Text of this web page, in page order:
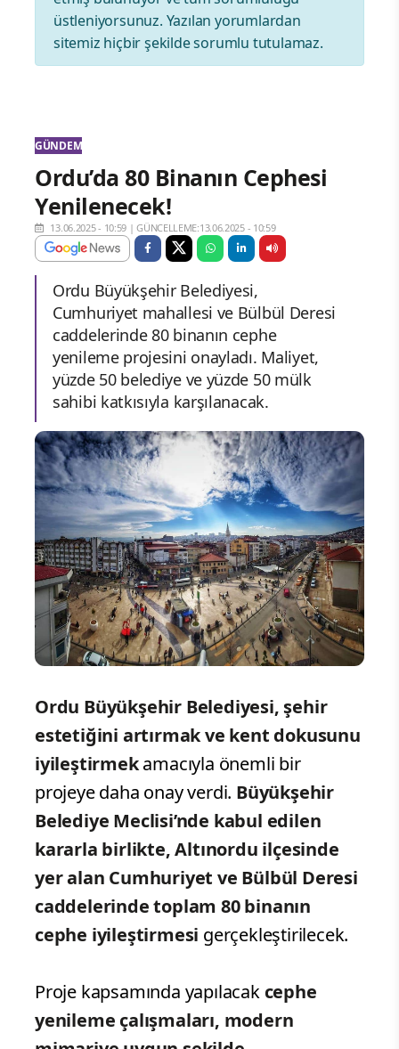
üstleniyorsunuz. Yazılan yorumlardan
sitemiz hiçbir şekilde sorumlu tutulamaz.
GÜNDEM
Ordu’da 80 Binanın Cephesi
Yenilenecek!
13.06.2025 - 10:59 |GÜNCELLEME:13.06.2025 - 10:59
Ordu Büyükşehir Belediyesi,
Cumhuriyet mahallesi ve Bülbül Deresi
caddelerinde 80 binanın cephe
yenileme projesini onayladı. Maliyet,
yüzde 50 belediye ve yüzde 50 mülk
sahibi katkısıyla karşılanacak.
Ordu Büyükşehir Belediyesi, şehir
estetiğini artırmak ve kent dokusunu
iyileştirmekamacıyla önemli bir
projeye daha onay verdi. Büyükşehir
Belediye Meclisi’nde kabul edilen
kararla birlikte, Altınordu ilçesinde
yer alan Cumhuriyet ve Bülbül Deresi
caddelerinde toplam 80 binanın
cephe iyileştirmesi gerçekleştirilecek.
Proje kapsamında yapılacak cephe
yenileme çalışmaları, modern